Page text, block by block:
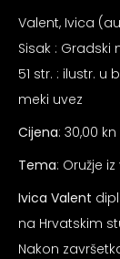
Valent, Ivica
Sisak : Gradski
51 str. : ilustr. u
meki uvez
Cijena: 30,00 kn
Tema: Oružje
Ivica Valent
na Hrvatskim
Nakon
vida